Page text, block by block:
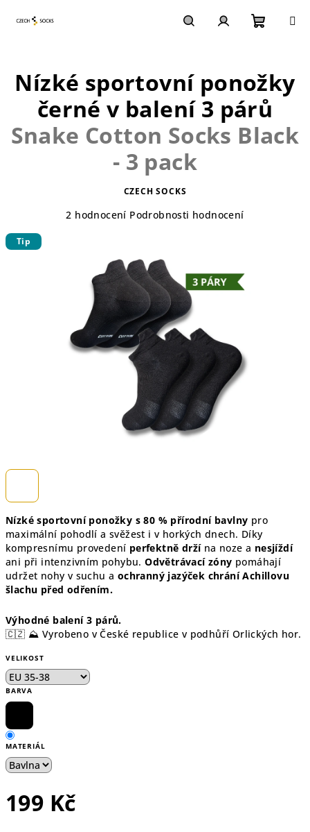
košík
Nízké sportovní ponožky s 80 % přírodní bavlny pro
maximální pohodlí a svěžest i v horkých dnech. Díky
kompresnímu provedení perfektně držína noze a nesjíždí
ani při intenzivním pohybu.Odvětrávací zóny pomáhají
udržet nohy v suchu a ochranný jazýček chrání Achillovu
šlachu před odřením.
Výhodné balení 3 párů.
🇨🇿 ⛰️ Vyrobeno v České republice v podhůří Orlických hor.
VELIKOST
BARVA
MATERIÁL
199 Kč
Nízké sportovní ponožky
černé v balení 3 párů
Snake Cotton Socks Black
- 3 pack
CZECH SOCKS
Průměrné
hvězdiček.
2 hodnocení Podrobnosti hodnocení
Tip